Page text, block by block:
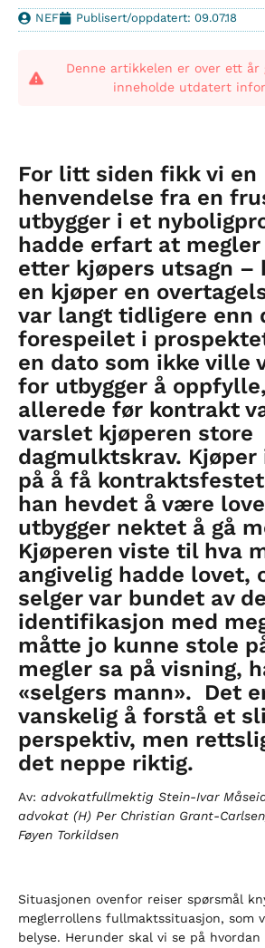
NEF Publisert/oppdatert: 09.07.18
Denne artikkelen er over ett år
inneholde utdatert
For litt siden fikk vi en
henvendelse fra en
utbygger i et
hadde erfart at
etter kjøpers utsagn –
en kjøper en
var langt tidligere enn
forespeilet i
en dato som ikke ville
for utbygger å
allerede før kontrakt
varslet kjøperen store
dagmulktskrav.
på å få
han hevdet å være
utbygger nektet å gå
Kjøperen viste til hva
angivelig hadde lovet,
selger var bundet av
identifikasjon med
måtte jo kunne stole
megler sa på visning,
«selgers mann». Det
vanskelig å forstå et
perspektiv, men
det neppe riktig.
Av: advokatfullmektig Stein-Ivar
advokat (H) Per Christian Grant-
Føyen Torkildsen
Situasjonen ovenfor reiser spørsmål
meglerrollens fullmaktssituasjon, som
belyse. Herunder skal vi se på hvordan